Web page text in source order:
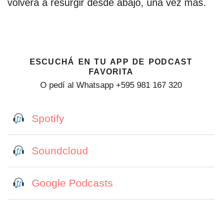
por formato
volverá a resurgir desde abajo, una vez más.
escuchá en tu app de podcast
favorita
O pedí al Whatsapp +595 981 167 320
Spotify
Soundcloud
Google Podcasts